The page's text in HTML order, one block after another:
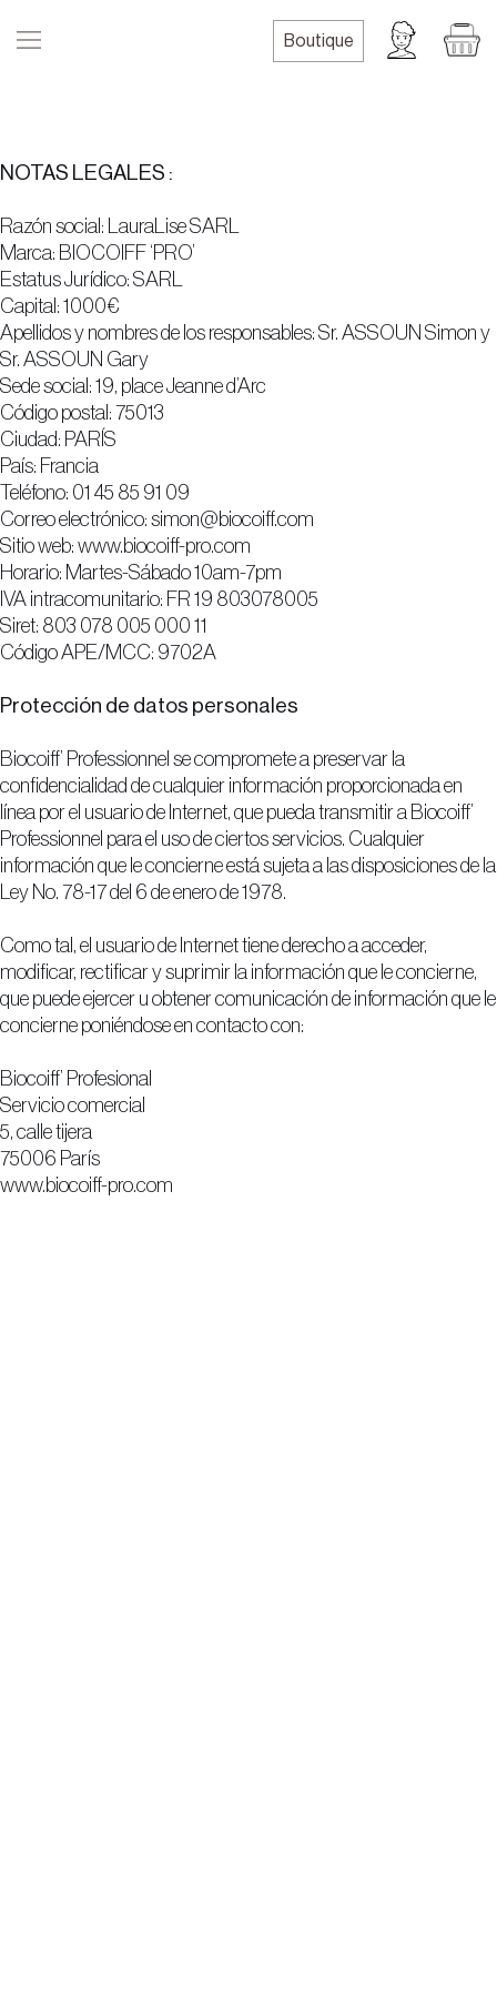
to
content
Boutique
NOTAS LEGALES :
Razón social: LauraLise SARL
Marca: BIOCOIFF ‘PRO’
Estatus Jurídico: SARL
Capital: 1000€
Apellidos y nombres de los responsables: Sr. ASSOUN Simon y
Sr. ASSOUN Gary
Sede social: 19, place Jeanne d’Arc
Código postal: 75013
Ciudad: PARÍS
País: Francia
Teléfono: 01 45 85 91 09
Correo electrónico: simon@biocoiff.com
Sitio web: www.biocoiff-pro.com
Horario: Martes-Sábado 10am-7pm
IVA intracomunitario: FR 19 803078005
Siret: 803 078 005 000 11
Código APE/MCC: 9702A
Protección de datos personales
Biocoiff’ Professionnel se compromete a preservar la
confidencialidad de cualquier información proporcionada en
línea por el usuario de Internet, que pueda transmitir a Biocoiff’
Professionnel para el uso de ciertos servicios. Cualquier
información que le concierne está sujeta a las disposiciones de la
Ley No. 78-17 del 6 de enero de 1978.
Como tal, el usuario de Internet tiene derecho a acceder,
modificar, rectificar y suprimir la información que le concierne,
que puede ejercer u obtener comunicación de información que le
concierne poniéndose en contacto con:
Biocoiff’ Profesional
Servicio comercial
5, calle tijera
75006 París
www.biocoiff-pro.com